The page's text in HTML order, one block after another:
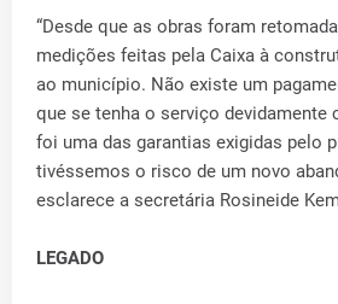
“Desde que as obras foram
medições feitas pela Caixa à
ao município. Não existe um
que se tenha o serviço devidamente
foi uma das garantias exigidas pelo
tivéssemos o risco de um novo
esclarece a secretária Rosineide
LEGADO